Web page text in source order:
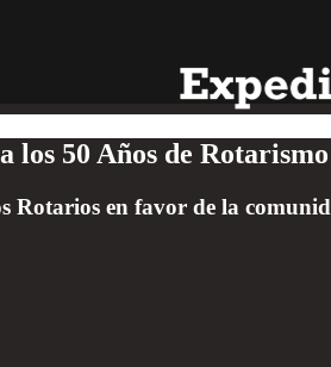
los 50 Años de
Rotarios en favor de la